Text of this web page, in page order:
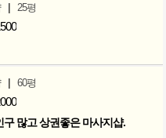
| 25평
| 60평
많고 상권좋은 마사지샵.